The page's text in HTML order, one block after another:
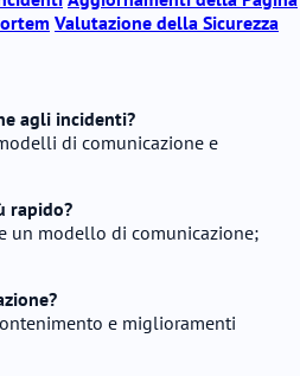
Valutazione della Sicurezza
agli incidenti?
di comunicazione e
rapido?
un modello di comunicazione;
e miglioramenti